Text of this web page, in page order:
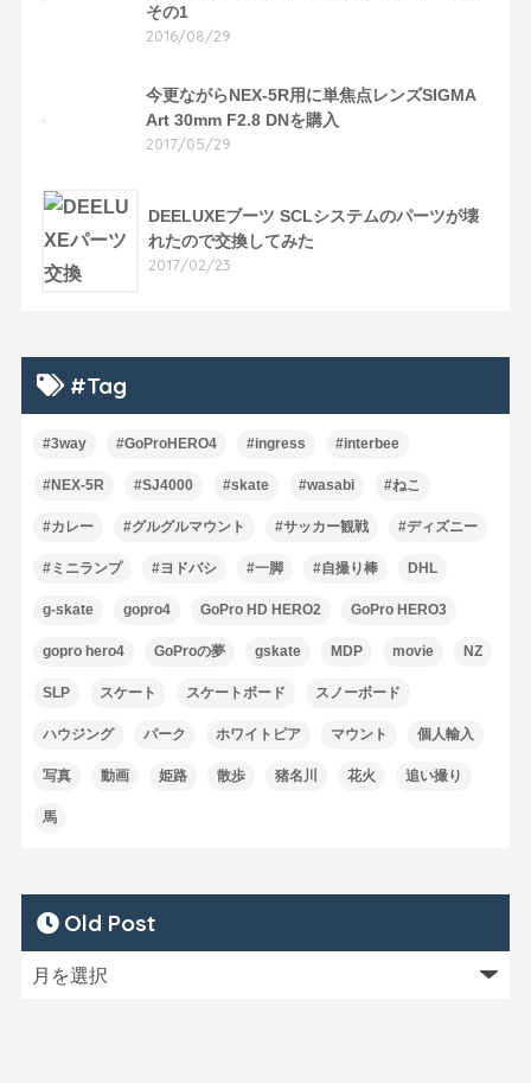
その1
2016/08/29
今更ながらNEX-5R用に単焦点レンズSIGMA
Art 30mm F2.8 DNを購入
2017/05/29
DEELUXEブーツ SCLシステムのパーツが壊
れたので交換してみた
2017/02/23
#Tag
#3way #GoProHERO4 #ingress #interbee
#NEX-5R #SJ4000 #skate #wasabi #ねこ
#カレー #グルグルマウント #サッカー観戦 #ディズニー
#ミニランプ #ヨドバシ #一脚 #自撮り棒 DHL
g-skate gopro4 GoPro HD HERO2 GoPro HERO3
gopro hero4 GoProの夢 gskate MDP movie NZ
SLP スケート スケートボード スノーボード
ハウジング パーク ホワイトピア マウント 個人輸入
写真 動画 姫路 散歩 猪名川 花火 追い撮り
馬
Old Post